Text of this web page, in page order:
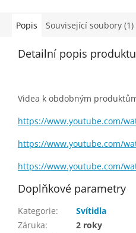
Popis Související soubory (1)
Detailní popis produktu
Videa k obdobným
https://www.youtube.com/
https://www.youtube.com/
https://www.youtube.com/
Doplňkové parametry
Kategorie:
Svítidla
Záruka:
2 roky